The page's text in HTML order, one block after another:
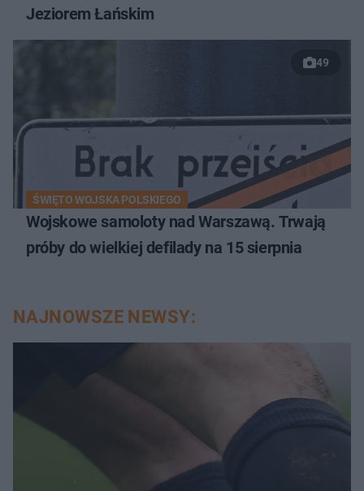
Jeziorem Łańskim
49
ŚWIĘTO WOJSKA POLSKIEGO
Wojskowe samoloty nad Warszawą. Trwają
próby do wielkiej defilady na 15 sierpnia
NAJNOWSZE NEWSY: